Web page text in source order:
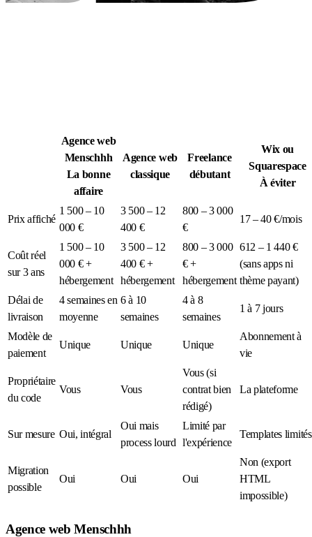
Agence web
Menschhh
La bonne
affaire
Agence web
classique
Freelance
débutant
Wix ou
Squarespace
À éviter
Prix affiché
1 500 – 10
000 €
3 500 – 12
400 €
800 – 3 000
€
17 – 40 €/mois
Coût réel
sur 3 ans
1 500 – 10
000 € +
hébergement
3 500 – 12
400 € +
hébergement
800 – 3 000
€ +
hébergement
612 – 1 440 €
(sans apps ni
thème payant)
Délai de
livraison
4 semaines en
moyenne
6 à 10
semaines
4 à 8
semaines
1 à 7 jours
Modèle de
paiement
Unique Unique Unique
Abonnement à
vie
Propriétaire
du code
Vous Vous
Vous (si
contrat bien
rédigé)
La plateforme
Sur mesure Oui, intégral
Oui mais
process lourd
Limité par
l'expérience
Templates limités
Migration
possible
Oui Oui Oui
Non (export
HTML
impossible)
Agence web Menschhh